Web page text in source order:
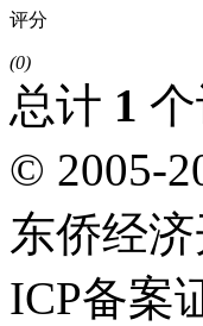
评分
(0)
总计 1
© 2005-
东侨经
ICP备案